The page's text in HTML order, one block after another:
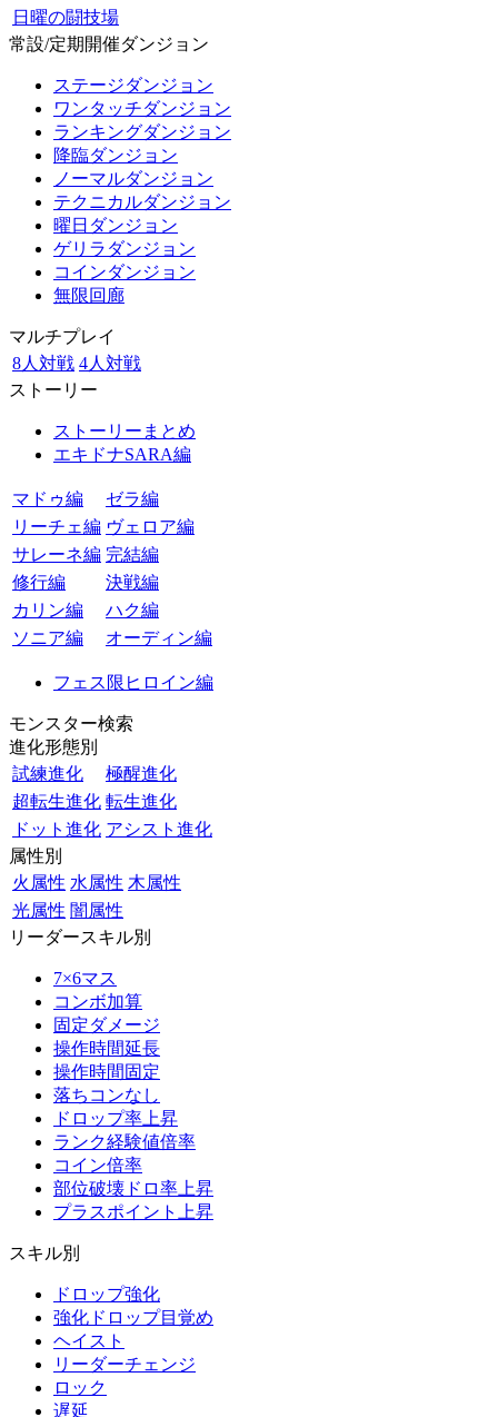
日曜の闘技場
常設/定期開催ダンジョン
ステージダンジョン
ワンタッチダンジョン
ランキングダンジョン
降臨ダンジョン
ノーマルダンジョン
テクニカルダンジョン
曜日ダンジョン
ゲリラダンジョン
コインダンジョン
無限回廊
マルチプレイ
8人対戦 4人対戦
ストーリー
ストーリーまとめ
エキドナSARA編
マドゥ編
ゼラ編
リーチェ編 ヴェロア編
サレーネ編 完結編
修行編
決戦編
カリン編
ハク編
ソニア編
オーディン編
フェス限ヒロイン編
モンスター検索
進化形態別
試練進化
極醒進化
超転生進化 転生進化
ドット進化 アシスト進化
属性別
火属性 水属性 木属性
光属性 闇属性
リーダースキル別
7×6マス
コンボ加算
固定ダメージ
操作時間延長
操作時間固定
落ちコンなし
ドロップ率上昇
ランク経験値倍率
コイン倍率
部位破壊ドロ率上昇
プラスポイント上昇
スキル別
ドロップ強化
強化ドロップ目覚め
ヘイスト
リーダーチェンジ
ロック
遅延